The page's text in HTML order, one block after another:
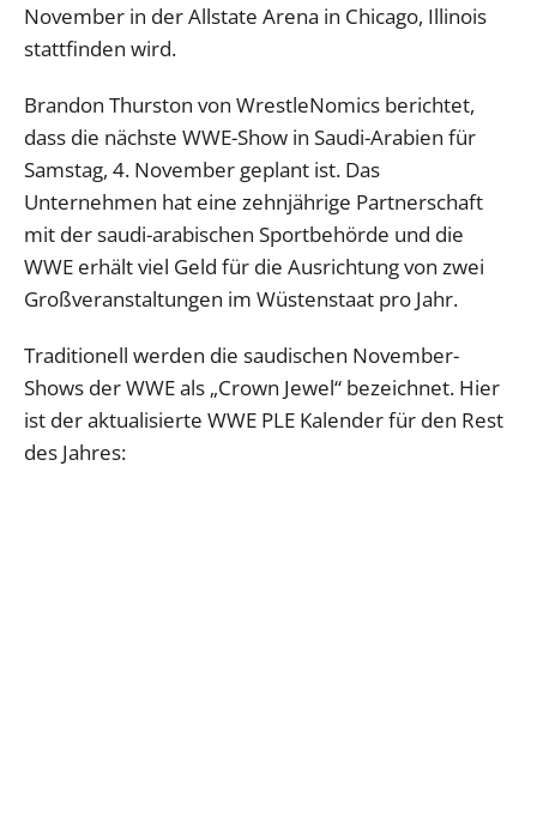
November in der Allstate Arena in Chicago, Illinois
stattfinden wird.
Brandon Thurston von WrestleNomics berichtet,
dass die nächste WWE-Show in Saudi-Arabien für
Samstag, 4. November geplant ist. Das
Unternehmen hat eine zehnjährige Partnerschaft
mit der saudi-arabischen Sportbehörde und die
WWE erhält viel Geld für die Ausrichtung von zwei
Großveranstaltungen im Wüstenstaat pro Jahr.
Traditionell werden die saudischen November-
Shows der WWE als „Crown Jewel“ bezeichnet. Hier
ist der aktualisierte WWE PLE Kalender für den Rest
des Jahres: